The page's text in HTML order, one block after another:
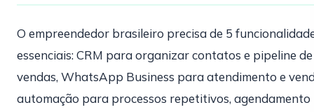
O empreendedor brasileiro precisa de 5
essenciais: CRM para organizar contatos e pipeline de
vendas, WhatsApp Business para atendimento e
automação para processos repetitivos, agendamento